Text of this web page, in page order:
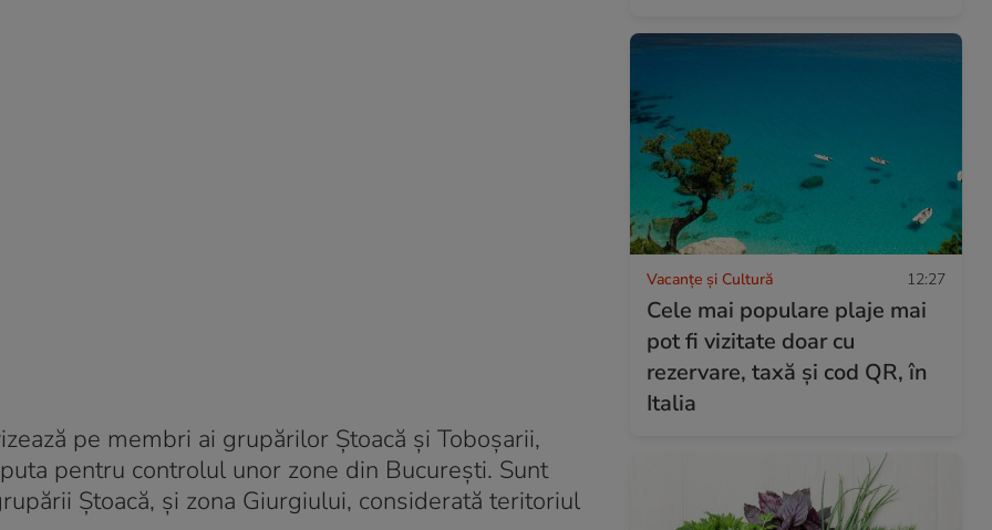
pe membri ai grupărilor Ștoacă și Toboșarii,
pentru controlul unor zone din București. Sunt
Ștoacă, și zona Giurgiului, considerată teritoriul
Vacanțe și Cultură 12:27
Cele mai populare plaje mai
pot fi vizitate doar cu
rezervare, taxă și cod QR, în
Italia